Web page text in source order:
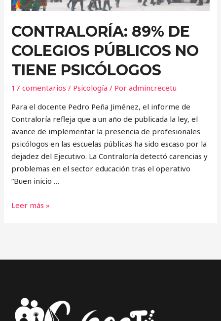
CONTRALORÍA: 89% DE
COLEGIOS PÚBLICOS NO
TIENE PSICÓLOGOS
17 comentarios / Psicología / Poradmincrecetu
Para el docente Pedro Peña Jiménez, el informe de
Contraloría refleja que a un año de publicada la ley, el
avance de implementar la presencia de profesionales
psicólogos en las escuelas públicas ha sido escaso por la
dejadez del Ejecutivo. La Contraloría detectó carencias y
problemas en el sector educación tras el operativo
“Buen inicio …
CONTRALORÍA:
Leer más »